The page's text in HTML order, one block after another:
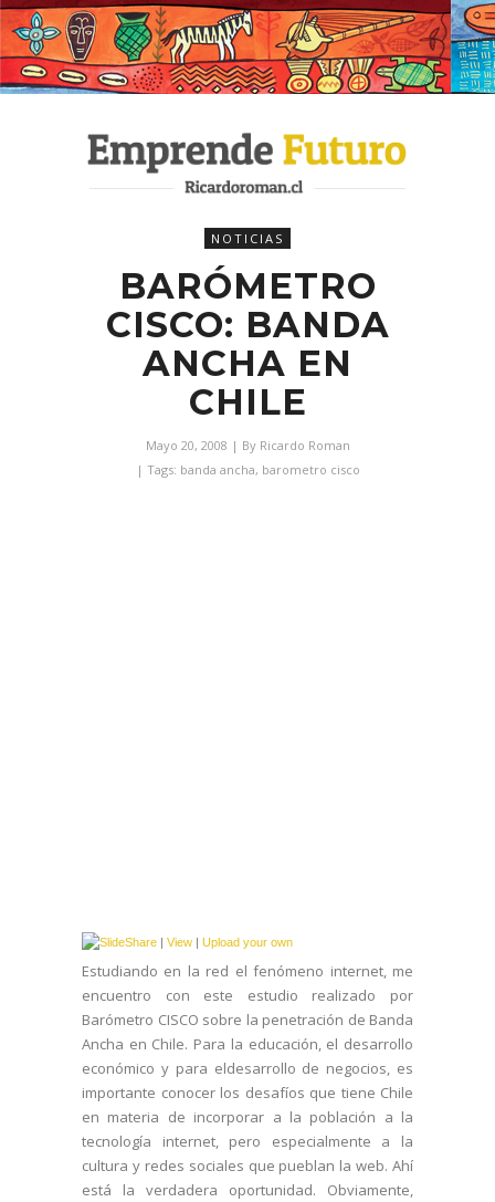
NOTICIAS
BARÓMETRO
CISCO: BANDA
ANCHA EN
CHILE
Mayo 20, 2008 | By Ricardo Roman
| Tags: banda ancha, barometro cisco
| View | Upload your own
Estudiando en la red el fenómeno internet, me
encuentro con este estudio realizado por
Barómetro CISCO sobre la penetración de Banda
Ancha en Chile. Para la educación, el desarrollo
económico y para eldesarrollo de negocios, es
importante conocer los desafíos que tiene Chile
en materia de incorporar a la población a la
tecnología internet, pero especialmente a la
cultura y redes sociales que pueblan la web. Ahí
está la verdadera oportunidad. Obviamente,